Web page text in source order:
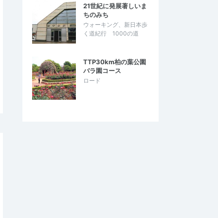
21世紀に発展著しいま
ちのみち
ウォーキング、新日本歩
く道紀行 1000の道
TTP30km柏の葉公園
バラ園コース
ロード